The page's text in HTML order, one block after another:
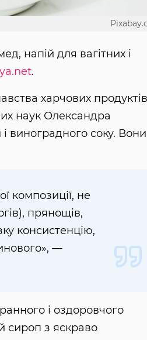
напій для вагітних і
.
харчових продуктів
наук Олександра
виноградного соку. Вони
композиції, не
прянощів,
консистенцію,
—
і оздоровчого
сироп з яскраво